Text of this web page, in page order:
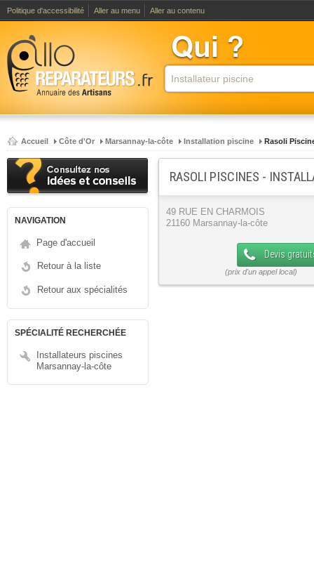
Politique d'accessibilité Aller au menu Aller au contenu
Accueil Côte d'Or Marsannay-la-côte Installation piscine Rasoli
NAVIGATION
Page d'accueil
Retour à la liste
Retour aux spécialités
SPÉCIALITÉ RECHERCHÉE
Installateurs piscines
Marsannay-la-côte
RASOLI PISCINES -
49 RUE EN CHARMOIS
21160 Marsannay-la-côte
Devis